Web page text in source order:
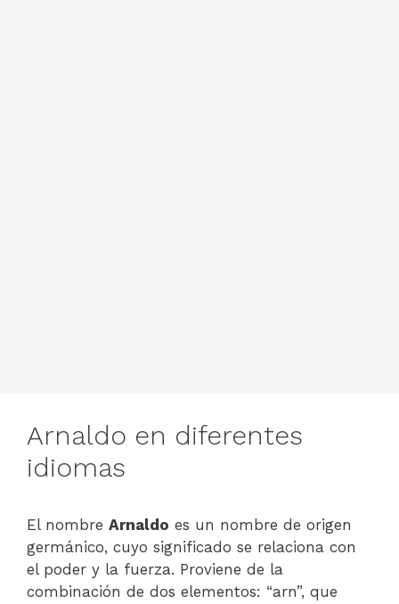
Arnaldo en diferentes
idiomas
El nombre Arnaldo es un nombre de origen
germánico, cuyo significado se relaciona con
el poder y la fuerza. Proviene de la
combinación de dos elementos: “arn”, que